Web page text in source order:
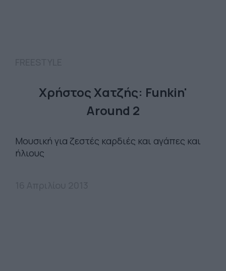
Χρήστος Χατζής: Funkin'
Around 2
Μουσική για ζεστές καρδιές και αγάπες και
ήλιους